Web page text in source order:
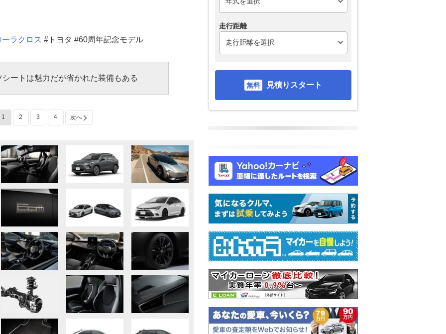
ラクロス #トヨタ #60周年記念モデル
シートは魅力だが省かれた装備もある
1 2 3 4 次へ
走行距離
見積りスタート